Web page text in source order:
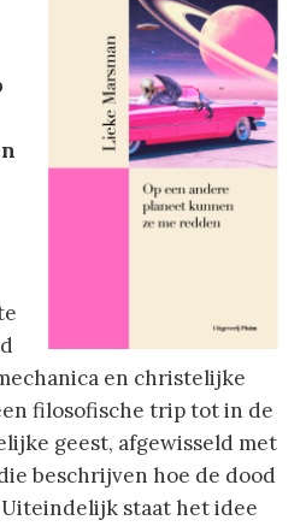
en christelijke
filosofische trip tot in de
geest, afgewisseld met
beschrijven hoe de dood
staat het idee